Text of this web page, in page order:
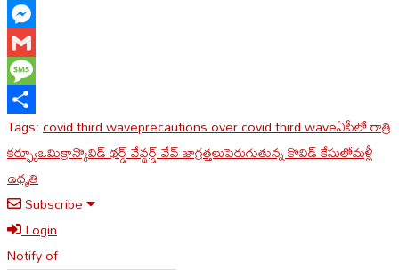
Telegram
Messenger
Gmail
Message
Share
Tags:covid third waveprecautions over covid third waveఏపీలో రాత్రి
కర్ఫ్యూఒమిక్రాన్కొవిడ్ థర్డ్ వేవ్థర్డ్ వేవ్ జాగ్రత్తలుపెరుగుతున్న కొవిడ్ కేసులోమళ్లీ
ఉధృతి
Subscribe
Login
Notify of